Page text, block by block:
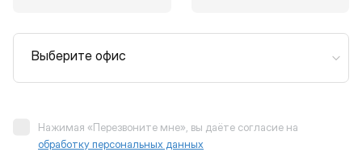
Выберите офис
Нажимая «Перезвоните мне», вы даёте согласие на
обработку персональных данных